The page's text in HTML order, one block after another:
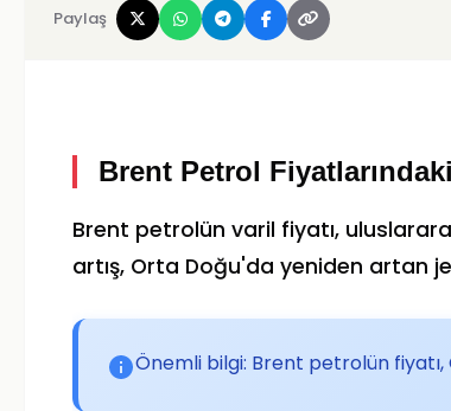
Paylaş
Brent Petrol
Brent petrolün varil fiyatı,
artış, Orta Doğu'da yeniden artan
Önemli bilgi: Brent petrolün